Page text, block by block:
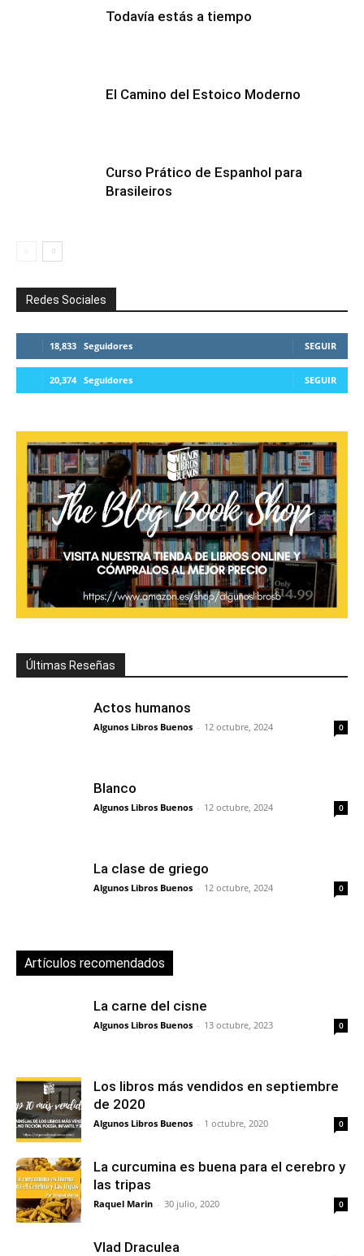
Todavía estás a tiempo
El Camino del Estoico Moderno
Curso Prático de Espanhol para
Brasileiros
Redes Sociales
18,833 Seguidores SEGUIR
20,374 Seguidores SEGUIR
Últimas Reseñas
Actos humanos
Algunos Libros Buenos - 12 octubre, 2024 0
Blanco
Algunos Libros Buenos - 12 octubre, 2024 0
La clase de griego
Algunos Libros Buenos - 12 octubre, 2024 0
Artículos recomendados
La carne del cisne
Algunos Libros Buenos - 13 octubre, 2023 0
Los libros más vendidos en septiembre
de 2020
Algunos Libros Buenos - 1 octubre, 2020 0
La curcumina es buena para el cerebro y
las tripas
Raquel Marin - 30 julio, 2020 0
Vlad Draculea